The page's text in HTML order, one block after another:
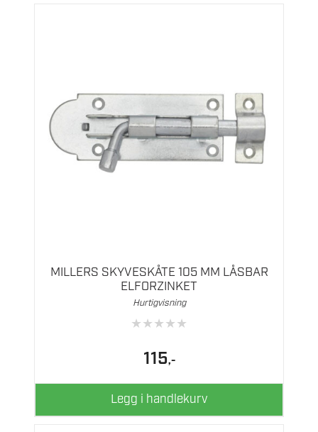
MILLERS SKYVESKÅTE 105 MM LÅSBAR
ELFORZINKET
Hurtigvisning
★★★★★
115,-
Legg i handlekurv